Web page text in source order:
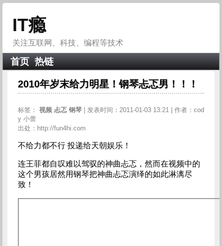
IT瘾
关注互联网、科技、编程等技术
首页 热链
2010年岁末给力明星！钢琴忐忑男！！！
标签： 视频 忐忑 钢琴
| 发表时间：2011-01-03 13:21 | 作者：cod
y 小蕾
出处：http://fun4hi.com
不给力都不行 投递给天朝娱乐！
连王菲都自叹难以驾驭的神曲忐忑，然而在视频中的
这个男孩居然用钢琴把神曲忐忑演绎的如此淋漓尽
致！